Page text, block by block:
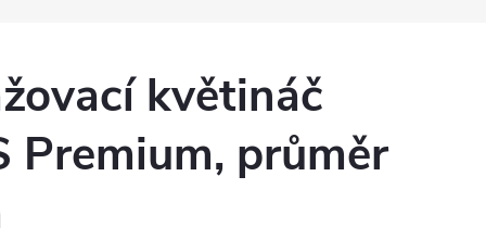
květináč
Premium, průměr